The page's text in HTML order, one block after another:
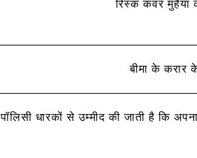
रिस्क कवर मुहैया
बीमा के करार
पॉलिसी धारकों से उम्मीद की जाती है कि